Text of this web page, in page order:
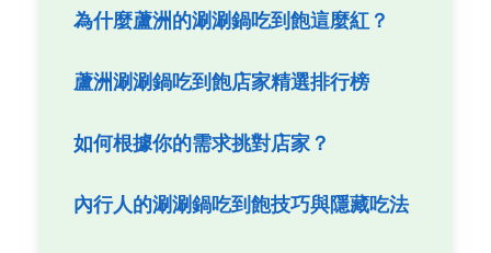
為什麼蘆洲的涮涮鍋吃到飽這麼紅？
蘆洲涮涮鍋吃到飽店家精選排行榜
如何根據你的需求挑對店家？
內行人的涮涮鍋吃到飽技巧與隱藏吃法